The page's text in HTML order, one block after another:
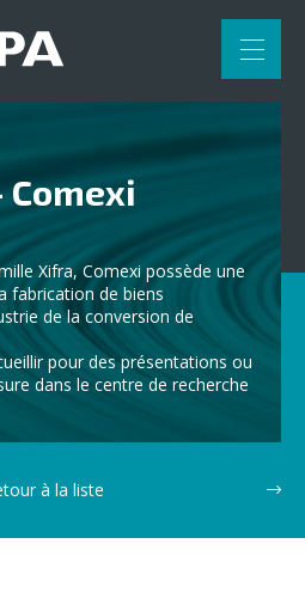
NL
Conduite de bande
et corona
Déplissage
Machines - Polytype
Xifra, Comexi possède une
fabrication de biens
de la conversion de
pour des présentations ou
dans le centre de recherche
à la liste